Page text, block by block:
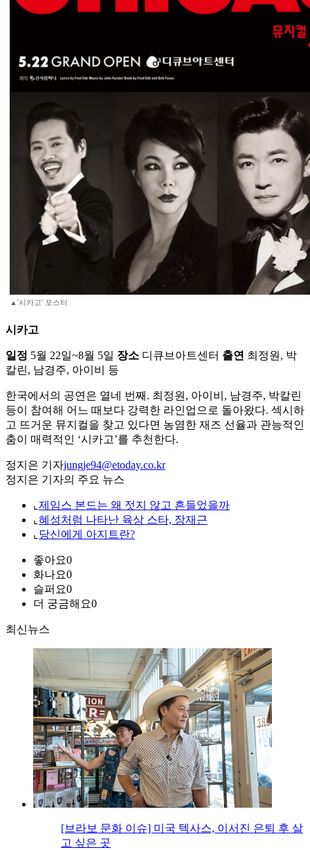
▲'시카고' 포스터
시카고
일정 5월 22일~8월 5일 장소 디큐브아트센터 출연 최정원, 박
칼린, 남경주, 아이비 등
한국에서의 공연은 열네 번째. 최정원, 아이비, 남경주, 박칼린
등이 참여해 어느 때보다 강력한 라인업으로 돌아왔다. 섹시하
고 뜨거운 뮤지컬을 찾고 있다면 농염한 재즈 선율과 관능적인
춤이 매력적인 ‘시카고’를 추천한다.
정지은 기자jungje94@etoday.co.kr
정지은 기자의 주요 뉴스
⌞ 제임스 본드는 왜 젓지 않고 흔들었을까
⌞ 혜성처럼 나타난 육상 스타, 장재근
⌞ 당신에게 아지트란?
좋아요0
화나요0
슬퍼요0
더 궁금해요0
최신뉴스
[브라보 문화 이슈] 미국 텍사스, 이서진 은퇴 후 살
고 싶은 곳